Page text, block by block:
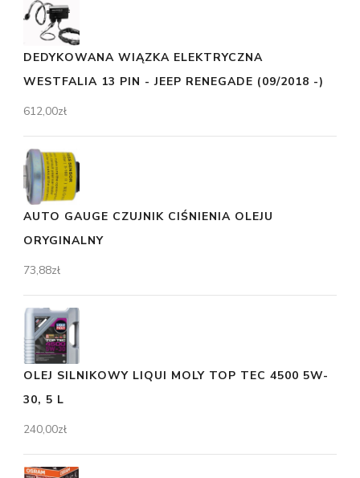
DEDYKOWANA WIĄZKA ELEKTRYCZNA
WESTFALIA 13 PIN - JEEP RENEGADE (09/2018 -)
612,00zł
AUTO GAUGE CZUJNIK CIŚNIENIA OLEJU
ORYGINALNY
73,88zł
OLEJ SILNIKOWY LIQUI MOLY TOP TEC 4500 5W-
30, 5 L
240,00zł